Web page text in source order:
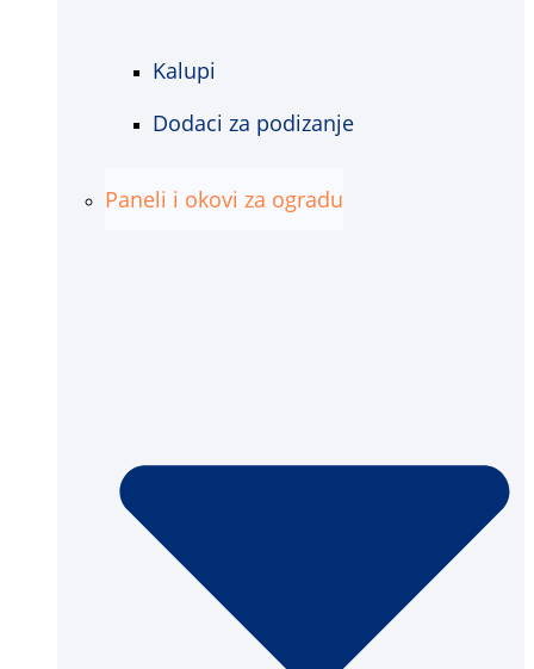
Kalupi
Dodaci za podizanje
Paneli i okovi za ogradu